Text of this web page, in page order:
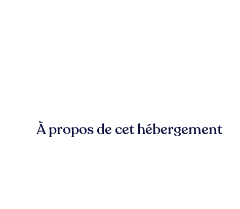
À propos de cet hébergement